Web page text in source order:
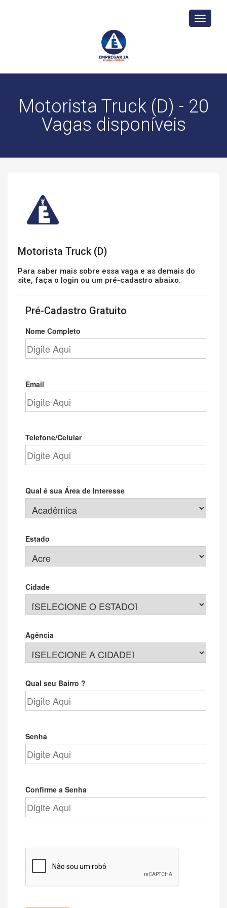
Toggle
Motorista Truck (D) - 20
Vagas disponíveis
Motorista Truck (D)
Para saber mais sobre essa vaga e as demais do
site, faça o login ou um pré-cadastro abaixo:
Pré-Cadastro Gratuito
Nome Completo
Email
Telefone/Celular
Qual é sua Área de Interesse
Estado
Cidade
Agência
Qual seu Bairro ?
Senha
Confirme a Senha